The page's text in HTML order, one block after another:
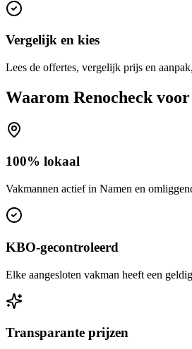
Vergelijk en kies
Lees de offertes, vergelijk prijs en
Waarom Renocheck voor
100% lokaal
Vakmannen actief in Namen en
KBO-gecontroleerd
Elke aangesloten vakman heeft een
Transparante prijzen